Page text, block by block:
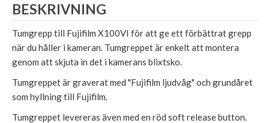
BESKRIVNING
Tumgrepp till Fujifilm X100VI för att ge ett förbättrat grepp
när du håller i kameran. Tumgreppet är enkelt att montera
genom att skjuta in det i kamerans blixtsko.
Tumgreppet är graverat med "Fujifilm ljudvåg" och grundåret
som hyllning till Fujifilm.
Tumgreppet levereras även med en röd soft release button.